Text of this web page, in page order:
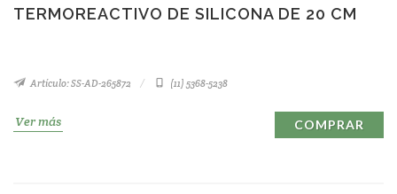
TERMOREACTIVO DE SILICONA DE 20 CM
Artículo: SS-AD-265872 (11) 5368-5238
Ver más COMPRAR